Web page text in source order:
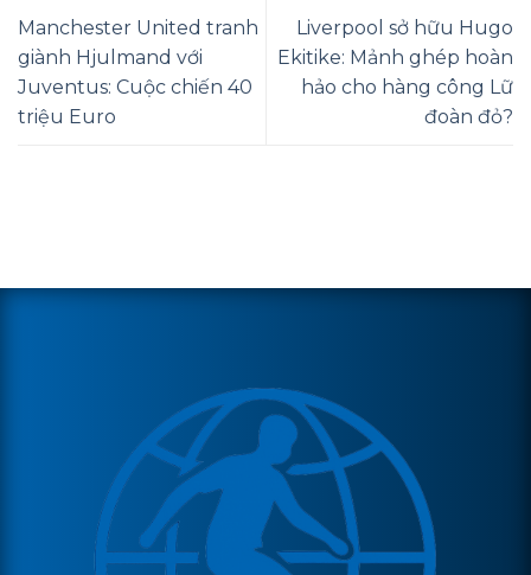
Manchester United tranh
giành Hjulmand với
Juventus: Cuộc chiến 40
triệu Euro
Liverpool sở hữu Hugo
Ekitike: Mảnh ghép hoàn
hảo cho hàng công Lữ
đoàn đỏ?